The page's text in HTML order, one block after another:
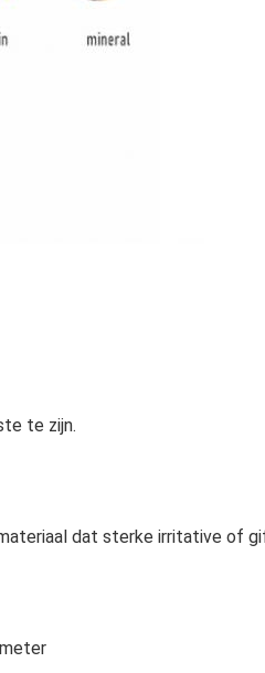
te zijn.
dat sterke irritative of